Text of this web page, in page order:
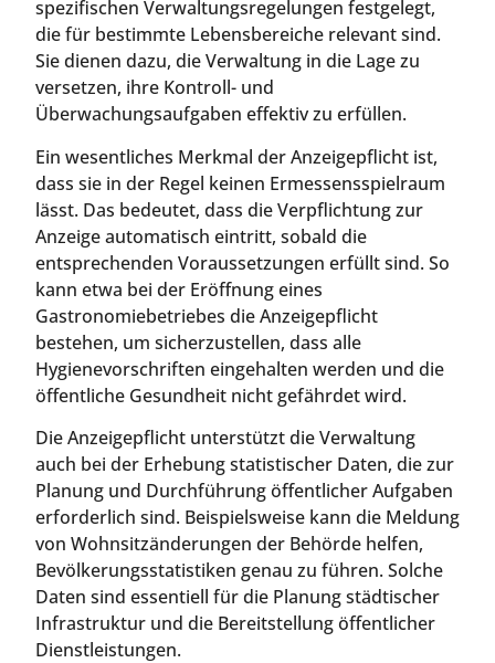
spezifischen Verwaltungsregelungen festgelegt,
die für bestimmte Lebensbereiche relevant sind.
Sie dienen dazu, die Verwaltung in die Lage zu
versetzen, ihre Kontroll- und
Überwachungsaufgaben effektiv zu erfüllen.
Ein wesentliches Merkmal der Anzeigepflicht ist,
dass sie in der Regel keinen Ermessensspielraum
lässt. Das bedeutet, dass die Verpflichtung zur
Anzeige automatisch eintritt, sobald die
entsprechenden Voraussetzungen erfüllt sind. So
kann etwa bei der Eröffnung eines
Gastronomiebetriebes die Anzeigepflicht
bestehen, um sicherzustellen, dass alle
Hygienevorschriften eingehalten werden und die
öffentliche Gesundheit nicht gefährdet wird.
Die Anzeigepflicht unterstützt die Verwaltung
auch bei der Erhebung statistischer Daten, die zur
Planung und Durchführung öffentlicher Aufgaben
erforderlich sind. Beispielsweise kann die Meldung
von Wohnsitzänderungen der Behörde helfen,
Bevölkerungsstatistiken genau zu führen. Solche
Daten sind essentiell für die Planung städtischer
Infrastruktur und die Bereitstellung öffentlicher
Dienstleistungen.